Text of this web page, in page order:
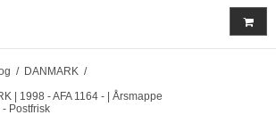
/ DANMARK /
| 1998 - AFA 1164 - | Årsmappe
Postfrisk